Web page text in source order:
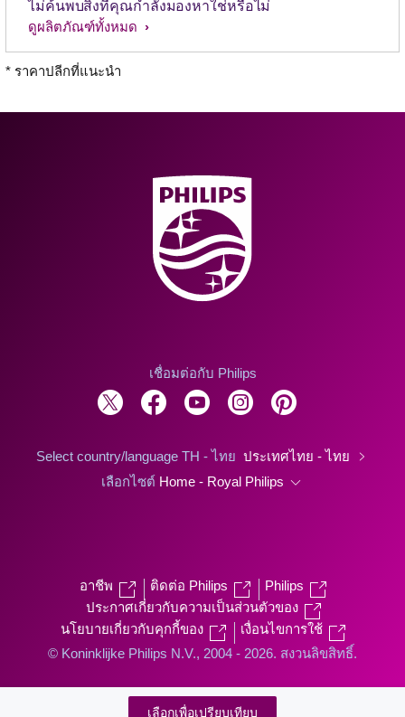
ไม่ค้นพบสิ่งที่คุณกำลังมองหาใช่หรือไม่
ดูผลิตภัณฑ์ทั้งหมด
* ราคาปลีกที่แนะนำ
เลือกเพื่อเปรียบเทียบ
เชื่อมต่อกับ Philips
Select country/language TH - ไทย ประเทศไทย - ไทย
เลือกไซต์ Home - Royal Philips
อาชีพ ติดต่อ Philips
Philips
ประกาศเกี่ยวกับความเป็นส่วนตัวของ
นโยบายเกี่ยวกับคุกกี้ของ
เงื่อนไขการใช้
© Koninklijke Philips N.V., 2004 - 2026. สงวนลิขสิทธิ์.